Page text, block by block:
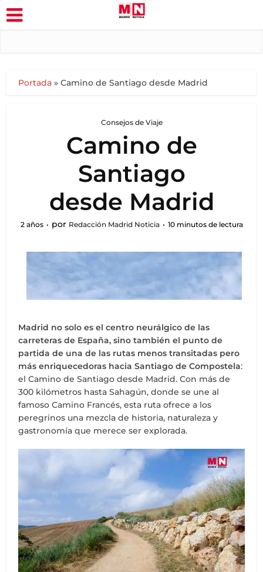
Portada »Camino de Santiago desde Madrid
Consejos de Viaje
Camino de
Santiago
desde Madrid
2 años por Redacción Madrid Noticia 10 minutos de lectura
Madrid no solo es el centro neurálgico de las
carreteras de España, sino también el punto de
partida de una de las rutas menos transitadas pero
más enriquecedoras hacia Santiago de Compostela:
el Camino de Santiago desde Madrid. Con más de
300 kilómetros hasta Sahagún, donde se une al
famoso Camino Francés, esta ruta ofrece a los
peregrinos una mezcla de historia, naturaleza y
gastronomía que merece ser explorada.